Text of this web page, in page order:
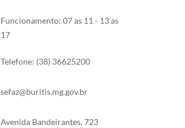
Funcionamento: 07 as 11 - 13 as
17
Telefone: (38) 36625200
sefaz@buritis.mg.gov.br
Avenida Bandeirantes, 723